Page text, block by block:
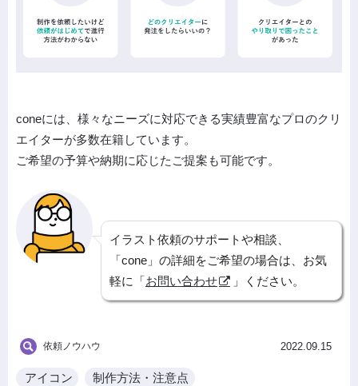
coneには、様々なニーズに対応できる実績豊富なプロのクリ
エイターが多数在籍しています。
ご希望の予算や納期に応じたご提案も可能です。
イラスト依頼のサポートや相談、
「cone」の詳細をご希望の場合は、お気
軽に「お問い合わせ 」ください。
依頼ノウハウ 2022.09.15
アイコン 制作方法・注意点